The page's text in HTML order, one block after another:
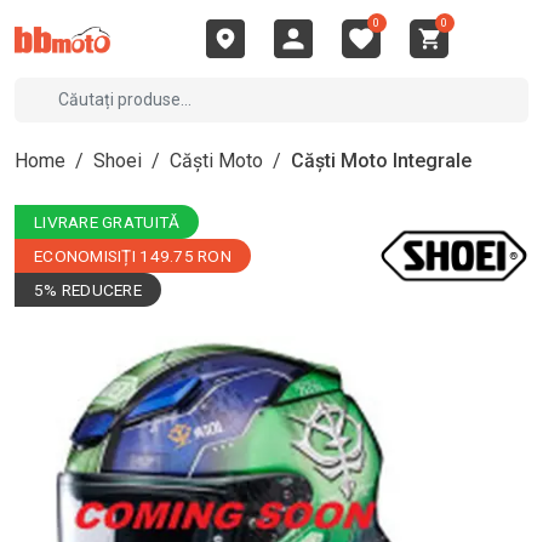
0 0
Home / Shoei / Căști Moto / Căști Moto Integrale
LIVRARE GRATUITĂ
ECONOMISIȚI 149.75 RON
5% REDUCERE